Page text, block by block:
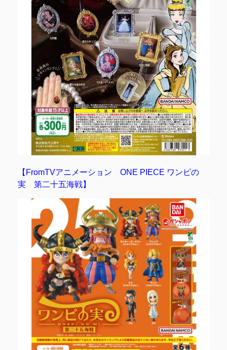
【FromTVアニメーション ONE PIECE ワンピの
実 第二十五海戦】